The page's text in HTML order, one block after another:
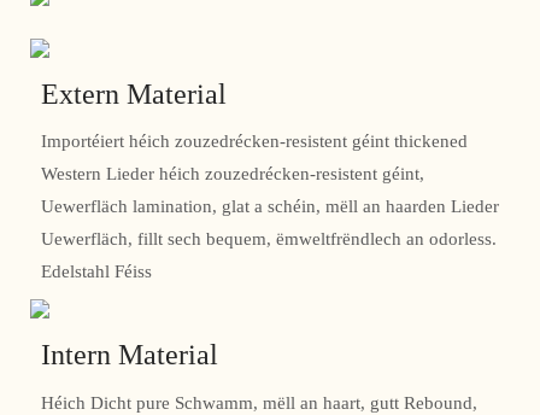
Extern Material
Importéiert héich zouzedrécken-resistent géint thickened
Western Lieder héich zouzedrécken-resistent géint,
Uewerfläch lamination, glat a schéin, mëll an haarden Lieder
Uewerfläch, fillt sech bequem, ëmweltfrëndlech an odorless.
Edelstahl Féiss
Intern Material
Héich Dicht pure Schwamm, mëll an haart, gutt Rebound,